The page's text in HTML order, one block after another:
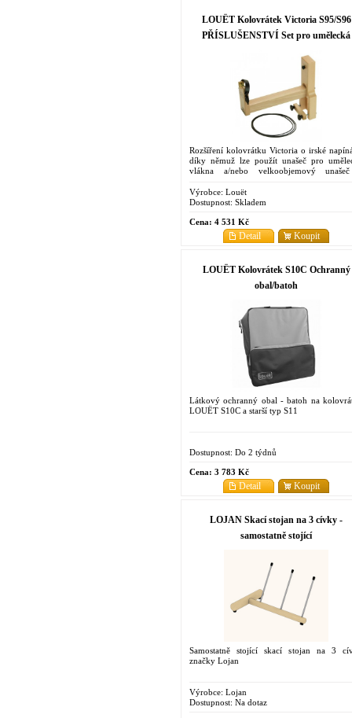
LOUËT Kolovrátek Victoria S95/S96
PŘÍSLUŠENSTVÍ Set pro umělecká
Rozšíření kolovrátku Victoria o irské
díky němuž lze použít unašeč pro
vlákna a/nebo velkoobjemový
Výrobce: Louët
Dostupnost: Skladem
Cena: 4 531 Kč
Koupit
Detail
LOUËT Kolovrátek S10C Ochranný
obal/batoh
Látkový ochranný obal - batoh na
LOUËT S10C a starší typ S11
Dostupnost: Do 2 týdnů
Cena: 3 783 Kč
Koupit
Detail
LOJAN Skací stojan na 3 cívky -
samostatně stojící
Samostatně stojící skací stojan na 3
značky Lojan
Výrobce: Lojan
Dostupnost: Na dotaz